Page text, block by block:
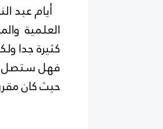
أيام عبد
العلمية
كثيرة جدا
فهل ستصل
حيث كان